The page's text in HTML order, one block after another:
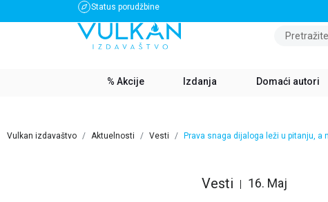
Status porudžbine
BESPLATNA DOSTAVA ZA IZNOS PREKO 3500 RSD
% Akcije Izdanja Domaći autori
Vulkan izdavaštvo Aktuelnosti Vesti Prava snaga dijaloga leži u pitanju, a
Vesti 16. Maj